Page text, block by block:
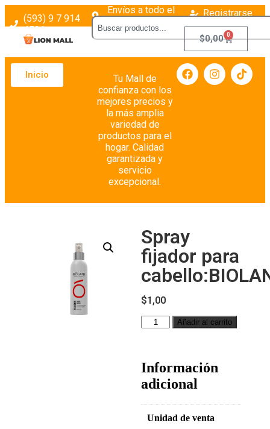
(593) 9 7 914
4526
Envíos a todo el
Registrarse
Login
$0,00 0
Inicio
Tu Mall de
confianza con los
mejores precios y
la más amplia
variedad de
productos para el
hogar. Calidad
garantizada y
servicio
excepcional.
Spray
fijador para
$1,00
Añadir al carrito
Información
adicional
Unidad de venta